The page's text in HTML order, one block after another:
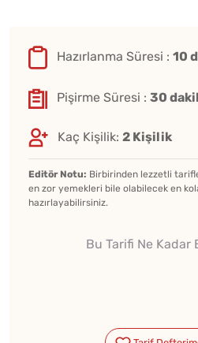
Hazırlanma Süresi : 10
Pişirme Süresi : 30
Kaç Kişilik: 2 Kişilik
Editör Notu: Birbirinden lezzetli
en zor yemekleri bile olabilecek en
hazırlayabilirsiniz.
Bu Tarifi Ne Kadar